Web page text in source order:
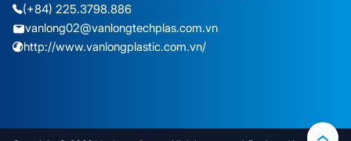
(+84) 225.3798.886
vanlong02@vanlongtechplas.com.vn
http://www.vanlongplastic.com.vn/